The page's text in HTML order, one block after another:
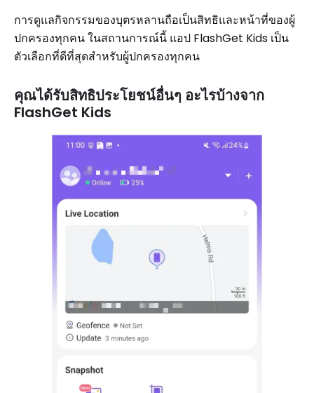
การดูแลกิจกรรมของบุตรหลานถือเป็นสิทธิและหน้าที่ของผู้
ปกครองทุกคน ในสถานการณ์นี้ แอป FlashGet Kids เป็น
ตัวเลือกที่ดีที่สุดสำหรับผู้ปกครองทุกคน
คุณได้รับสิทธิประโยชน์อื่นๆ อะไรบ้างจาก
FlashGet Kids